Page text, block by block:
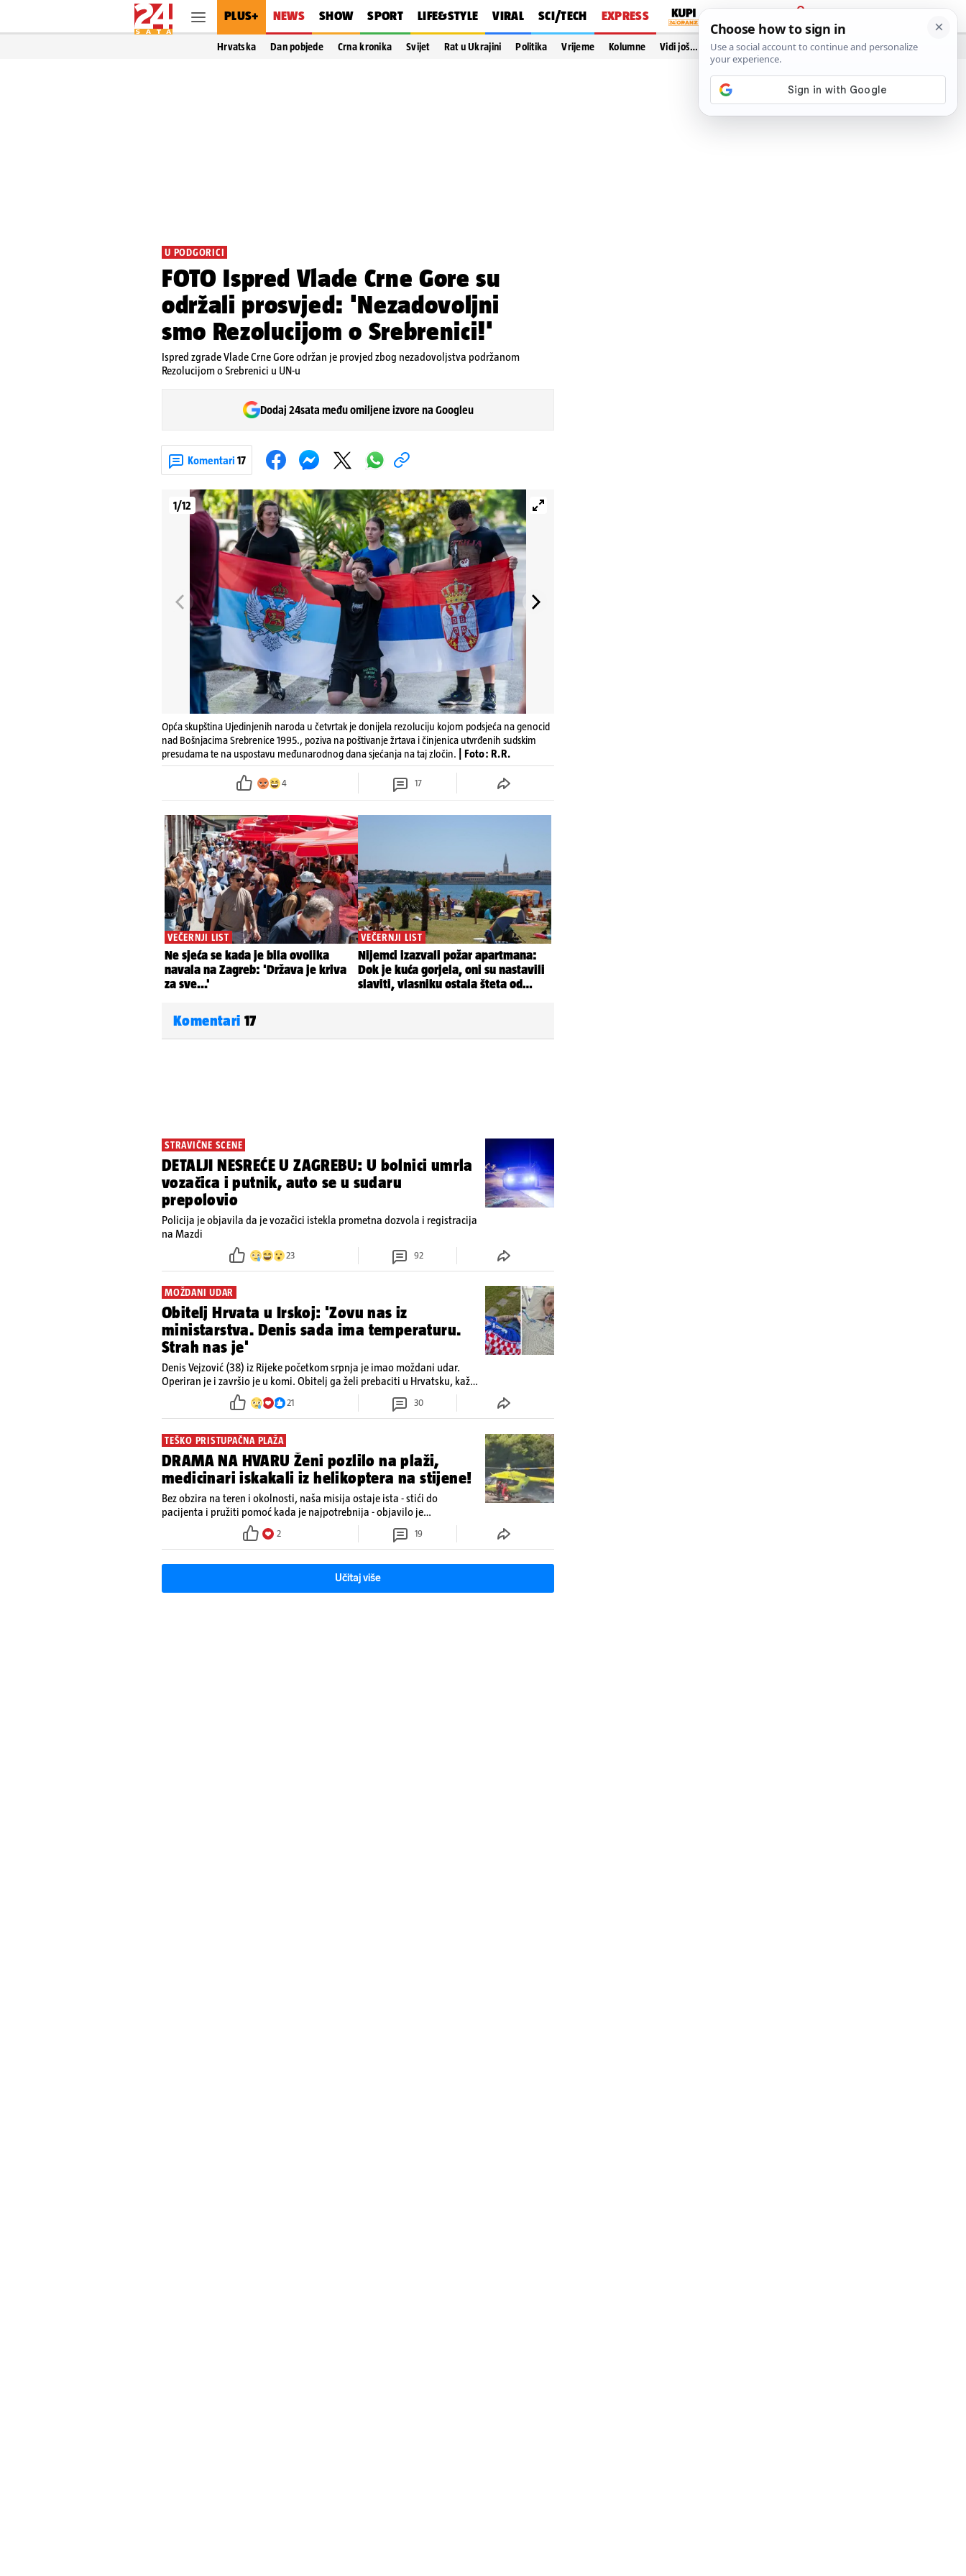
PLUS+ NEWS SHOW SPORT LIFE&STYLE VIRAL SCI/TECH EXPRESS
PRIJAVA
Hrvatska Dan pobjede Crna kronika Svijet Rat u Ukrajini Politika Vrijeme Kolumne Vidi još…
U PODGORICI
FOTO Ispred Vlade Crne Gore su
održali prosvjed: 'Nezadovoljni
smo Rezolucijom o Srebrenici!'
Ispred zgrade Vlade Crne Gore održan je provjed zbog nezadovoljstva podržanom
Rezolucijom o Srebrenici u UN-u
Dodaj 24sata među omiljene izvore na Googleu
Komentari 17
1/12
Opća skupština Ujedinjenih naroda u četvrtak je donijela rezoluciju kojom podsjeća na genocid
nad Bošnjacima Srebrenice 1995., poziva na poštivanje žrtava i činjenica utvrđenih sudskim
presudama te na uspostavu međunarodnog dana sjećanja na taj zločin.
| Foto: R.R.
4 17
Komentari 17
STRAVIČNE SCENE
DETALJI NESREĆE U ZAGREBU: U bolnici umrla
vozačica i putnik, auto se u sudaru
prepolovio
Policija je objavila da je vozačici istekla prometna dozvola i registracija
na Mazdi
23 92
MOŽDANI UDAR
Obitelj Hrvata u Irskoj: 'Zovu nas iz
ministarstva. Denis sada ima temperaturu.
Strah nas je'
Denis Vejzović (38) iz Rijeke početkom srpnja je imao moždani udar.
Operiran je i završio je u komi. Obitelj ga želi prebaciti u Hrvatsku, kažu
kako tamošnji liječnici ne vjeruju u oporavak: 'Imamo 72 sata'
21 30
TEŠKO PRISTUPAČNA PLAŽA
DRAMA NA HVARU Ženi pozlilo na plaži,
medicinari iskakali iz helikoptera na stijene!
Bez obzira na teren i okolnosti, naša misija ostaje ista - stići do
pacijenta i pružiti pomoć kada je najpotrebnija - objavilo je
Ministarstvo zdravstva na Facebooku
2 19
Učitaj više